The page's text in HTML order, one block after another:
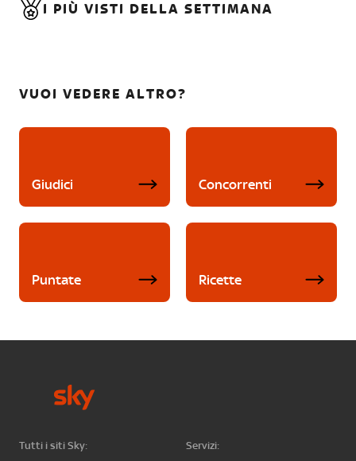
I PIÙ VISTI DELLA SETTIMANA
VUOI VEDERE ALTRO?
Giudici Concorrenti
Puntate Ricette
Tutti i siti Sky:
Servizi: